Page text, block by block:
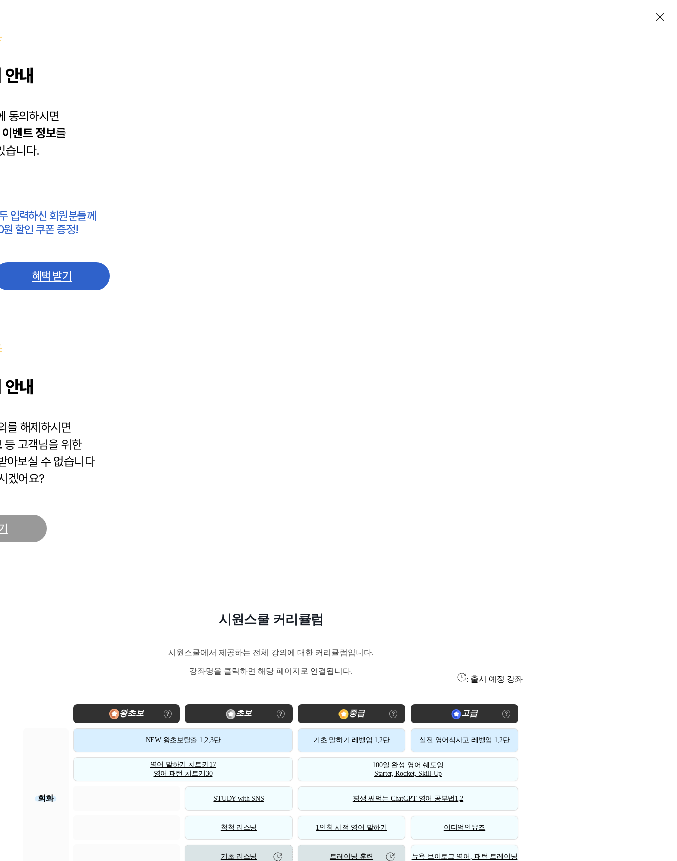
내
동의하시면
이벤트 정보를
습니다.
입력하신 회원분들께
할인 쿠폰 증정!
혜택 받기
내
를 해제하시면
등 고객님을 위한
아보실 수 없습니다
겠어요?
시원스쿨 커리큘럼
시원스쿨에서 제공하는 전체 강의에 대한 커리큘럼입니다.
강좌명을 클릭하면 해당 페이지로 연결됩니다.
: 출시 예정 강좌
왕초보 초보 중급 고급
회화
NEW 왕초보탈출 1,2,3탄 기초 말하기 레벨업 1,2탄 실전 영어식사고 레벨업 1,2탄
영어 말하기 치트키17
영어 패턴 치트키30
100일 완성 영어 쉐도잉
Starter, Rocket, Skill-Up
STUDY with SNS 평생 써먹는 ChatGPT 영어 공부법1,2
척척 리스닝 1인칭 시점 영어 말하기 이디엄인유즈
기초 리스닝 트레이닝 훈련 뉴욕 브이로그 영어, 패턴 트레이닝